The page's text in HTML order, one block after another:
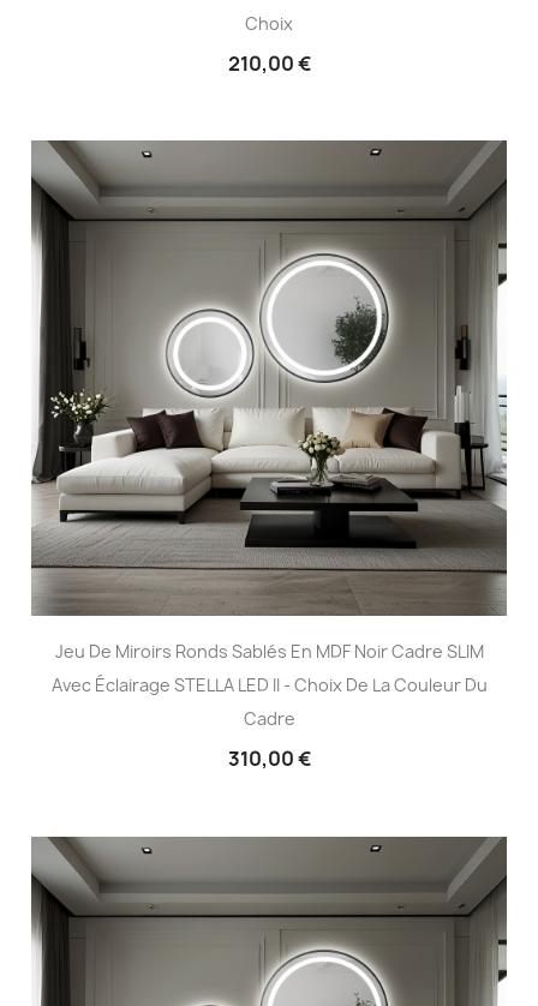
Choix
210,00 €
Jeu De Miroirs Ronds Sablés En MDF Noir Cadre SLIM
Avec Éclairage STELLA LED II - Choix De La Couleur Du
Cadre
310,00 €